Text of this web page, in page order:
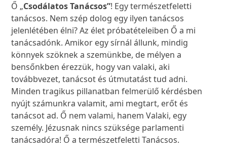
Ő „Csodálatos Tanácsos”! Egy természetfeletti
tanácsos. Nem szép dolog egy ilyen tanácsos
jelenlétében élni? Az élet próbatételeiben Ő a mi
tanácsadónk. Amikor egy sírnál állunk, mindig
könnyek szöknek a szemünkbe, de mélyen a
bensőnkben érezzük, hogy van valaki, aki
továbbvezet, tanácsot és útmutatást tud adni.
Minden tragikus pillanatban felmerülő kérdésben
nyújt számunkra valamit, ami megtart, erőt és
tanácsot ad. Ő nem valami, hanem Valaki, egy
személy. Jézusnak nincs szüksége parlamenti
tanácsadóra! Ő a természetfeletti Tanácsos.